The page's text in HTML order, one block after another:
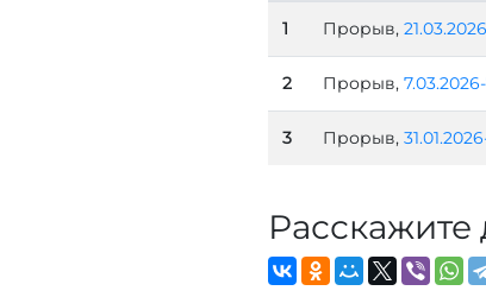
1 Прорыв,
2 Прорыв,
3 Прорыв,
Расскажите